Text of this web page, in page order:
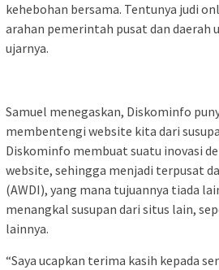
kehebohan bersama. Tentunya judi
arahan pemerintah pusat dan daerah
ujarnya.
Samuel menegaskan, Diskominfo
membentengi website kita dari
Diskominfo membuat suatu inovasi
website, sehingga menjadi terpusat
(AWDI), yang mana tujuannya tiada
menangkal susupan dari situs lain,
lainnya.
“Saya ucapkan terima kasih kepada